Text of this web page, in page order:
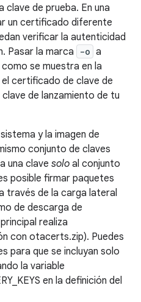
clave de prueba. En una
un certificado diferente
verificar la autenticidad
Pasar la marca
-o a
como se muestra en la
certificado de clave de
de lanzamiento de tu
y la imagen de
conjunto de claves
una clave solo al conjunto
posible firmar paquetes
través de la carga lateral
de descarga de
realiza
con otacerts.zip). Puedes
para que se incluyan solo
la variable
en la definición del